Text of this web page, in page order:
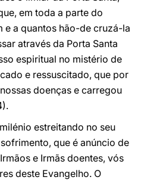
em toda a parte do
e a quantos hão-de cruzá-la
através da Porta Santa
espiritual no mistério de
e ressuscitado, que por
doenças e carregou
estreitando no seu
que é anúncio de
e Irmãs doentes, vós
deste Evangelho. O